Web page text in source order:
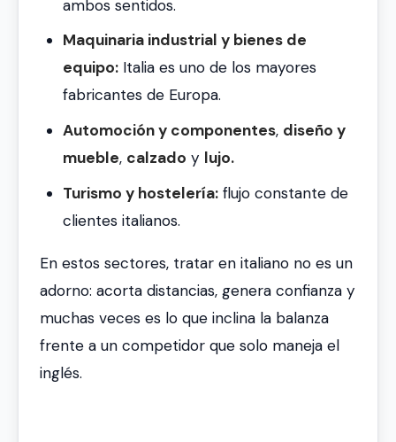
ambos sentidos.
Maquinaria industrial y bienes de
equipo:Italia es uno de los mayores
fabricantes de Europa.
Automoción y componentes, diseño y
mueble, calzado y lujo.
Turismo y hostelería:flujo constante de
clientes italianos.
En estos sectores, tratar en italiano no es un
adorno: acorta distancias, genera confianza y
muchas veces es lo que inclina la balanza
frente a un competidor que solo maneja el
inglés.